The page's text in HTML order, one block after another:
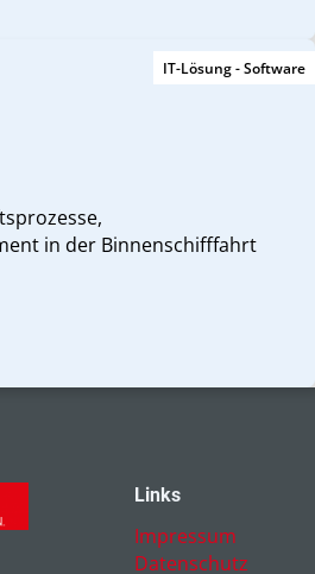
IT-Lösung - Software
Infrastrukturmanagement in der Binnenschifffahrt
Links
Impressum
Datenschutz